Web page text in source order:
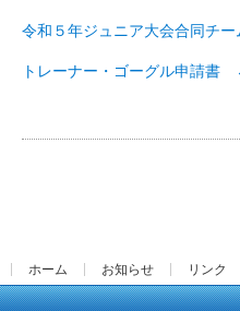
令和５年ジュニア大会合同チ
トレーナー・ゴーグル申請書
ホーム お知らせ リンク